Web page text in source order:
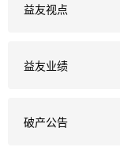
益友视点
益友业绩
破产公告